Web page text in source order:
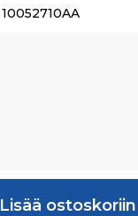
10052710AA
Lisää ostoskoriin